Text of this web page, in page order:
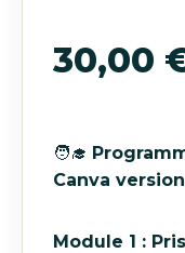
30,00
🧑‍🎓
Canva
Module 1 :